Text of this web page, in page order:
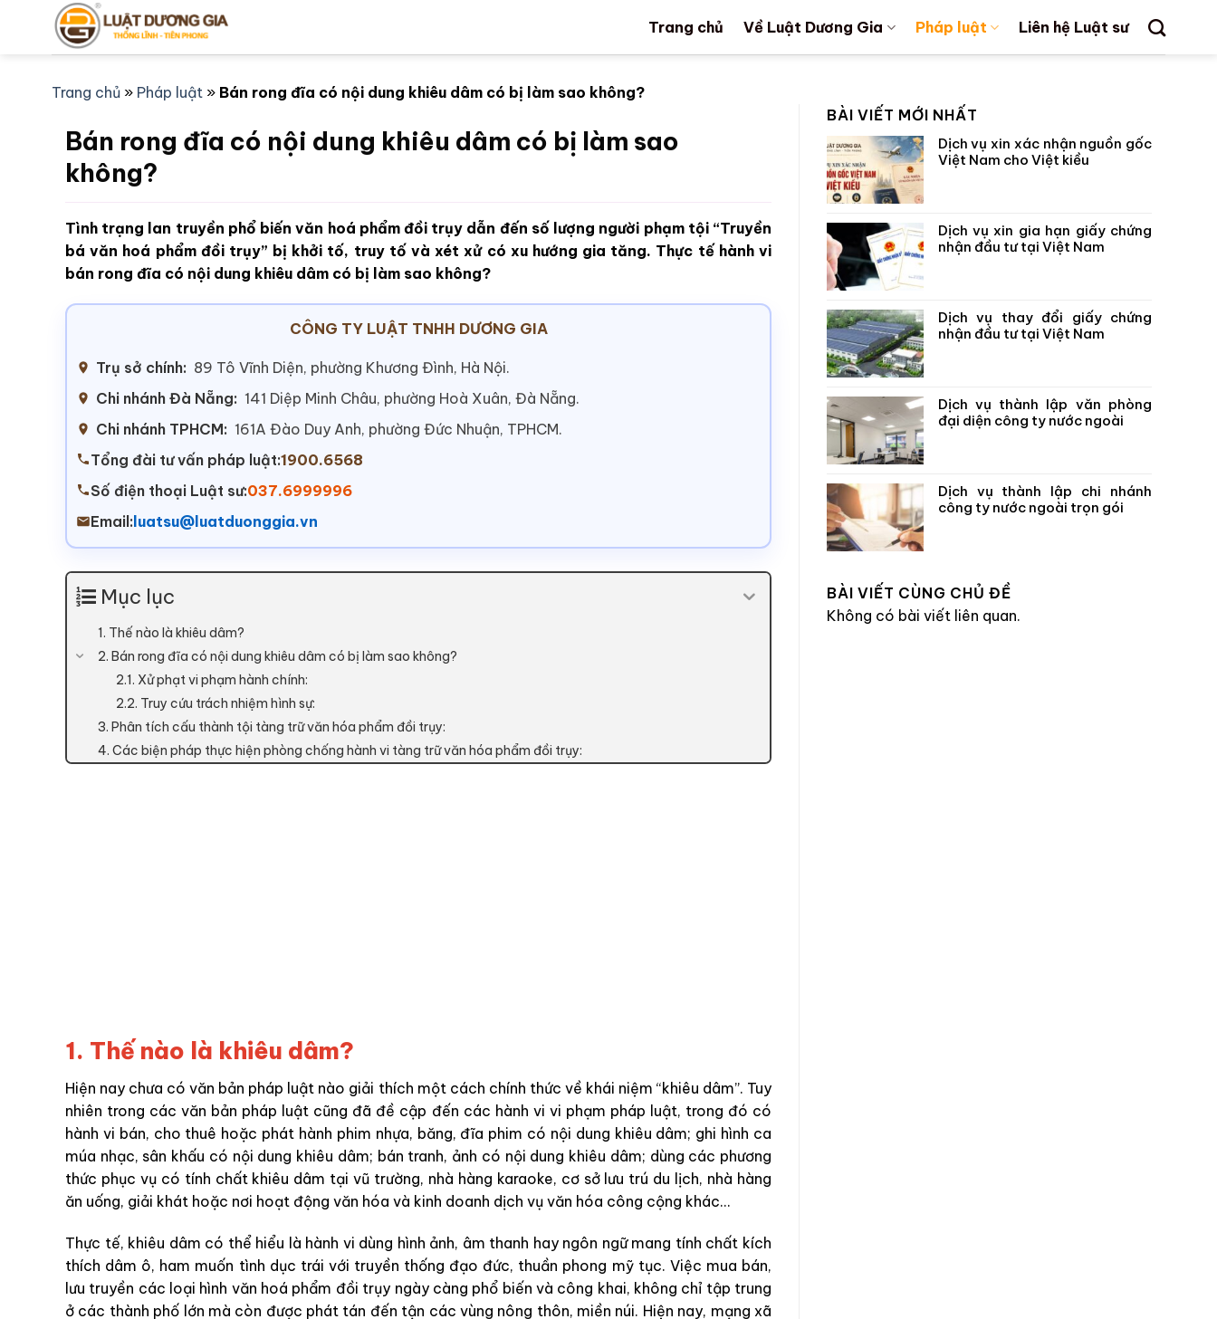
Trang chủ Về Luật Dương Gia Pháp luật Liên hệ Luật sư
Trang chủ » Pháp luật » Bán rong đĩa có nội dung khiêu dâm có bị làm sao không?
Bán rong đĩa có nội dung khiêu dâm có bị làm sao
không?
Tình trạng lan truyền phổ biến văn hoá phẩm đồi trụy dẫn đến số lượng người phạm tội “Truyền
bá văn hoá phẩm đồi trụy” bị khởi tố, truy tố và xét xử có xu hướng gia tăng. Thực tế hành vi
bán rong đĩa có nội dung khiêu dâm có bị làm sao không?
CÔNG TY LUẬT TNHH DƯƠNG GIA
Trụ sở chính: 89 Tô Vĩnh Diện, phường Khương Đình, Hà Nội.
Chi nhánh Đà Nẵng: 141 Diệp Minh Châu, phường Hoà Xuân, Đà Nẵng.
Chi nhánh TPHCM: 161A Đào Duy Anh, phường Đức Nhuận, TPHCM.
Tổng đài tư vấn pháp luật:1900.6568
Số điện thoại Luật sư:037.6999996
Email: luatsu@luatduonggia.vn
Mục lục
1. Thế nào là khiêu dâm?
2. Bán rong đĩa có nội dung khiêu dâm có bị làm sao không?
2.1. Xử phạt vi phạm hành chính:
2.2. Truy cứu trách nhiệm hình sự:
3. Phân tích cấu thành tội tàng trữ văn hóa phẩm đồi trụy:
4. Các biện pháp thực hiện phòng chống hành vi tàng trữ văn hóa phẩm đồi trụy:
1. Thế nào là khiêu dâm?
Hiện nay chưa có văn bản pháp luật nào giải thích một cách chính thức về khái niệm “khiêu dâm”. Tuy
nhiên trong các văn bản pháp luật cũng đã đề cập đến các hành vi vi phạm pháp luật, trong đó có
hành vi bán, cho thuê hoặc phát hành phim nhựa, băng, đĩa phim có nội dung khiêu dâm; ghi hình ca
múa nhạc, sân khấu có nội dung khiêu dâm; bán tranh, ảnh có nội dung khiêu dâm; dùng các phương
thức phục vụ có tính chất khiêu dâm tại vũ trường, nhà hàng karaoke, cơ sở lưu trú du lịch, nhà hàng
ăn uống, giải khát hoặc nơi hoạt động văn hóa và kinh doanh dịch vụ văn hóa công cộng khác…
Thực tế, khiêu dâm có thể hiểu là hành vi dùng hình ảnh, âm thanh hay ngôn ngữ mang tính chất kích
thích dâm ô, ham muốn tình dục trái với truyền thống đạo đức, thuần phong mỹ tục. Việc mua bán,
lưu truyền các loại hình văn hoá phẩm đồi trụy ngày càng phổ biến và công khai, không chỉ tập trung
ở các thành phố lớn mà còn được phát tán đến tận các vùng nông thôn, miền núi. Hiện nay, mạng xã
BÀI VIẾT MỚI NHẤT
Dịch vụ xin xác nhận nguồn gốc
Việt Nam cho Việt kiều
Dịch vụ xin gia hạn giấy chứng
nhận đầu tư tại Việt Nam
Dịch vụ thay đổi giấy chứng
nhận đầu tư tại Việt Nam
Dịch vụ thành lập văn phòng
đại diện công ty nước ngoài
Dịch vụ thành lập chi nhánh
công ty nước ngoài trọn gói
BÀI VIẾT CÙNG CHỦ ĐỀ
Không có bài viết liên quan.